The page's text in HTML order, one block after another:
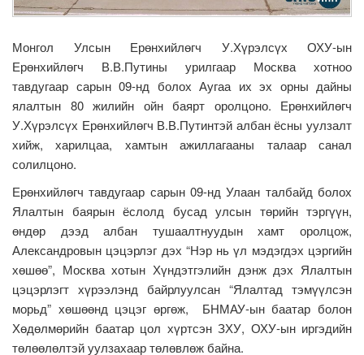
Монгол Улсын Ерөнхийлөгч У.Хүрэлсүх ОХУ-ын
Ерөнхийлөгч В.В.Путины урилгаар Москва хотноо
тавдугаар сарын 09-нд болох Аугаа их эх орны дайны
ялалтын 80 жилийн ойн баярт оролцоно. Ерөнхийлөгч
У.Хүрэлсүх Ерөнхийлөгч В.В.Путинтэй албан ёсны уулзалт
хийж, харилцаа, хамтын ажиллагааны талаар санал
солилцоно.
Ерөнхийлөгч тавдугаар сарын 09-нд Улаан талбайд болох
Ялалтын баярын ёслолд бусад улсын төрийн тэргүүн,
өндөр дээд албан тушаалтнуудын хамт оролцож,
Александровын цэцэрлэг дэх “Нэр нь үл мэдэгдэх цэргийн
хөшөө”, Москва хотын Хүндэтгэлийн дэнж дэх Ялалтын
цэцэрлэгт хүрээлэнд байрлуулсан “Ялалтад тэмүүлсэн
морьд” хөшөөнд цэцэг өргөж, БНМАУ-ын баатар болон
Хөдөлмөрийн баатар цол хүртсэн ЗХУ, ОХУ-ын иргэдийн
төлөөлөлтэй уулзахаар төлөвлөж байна.